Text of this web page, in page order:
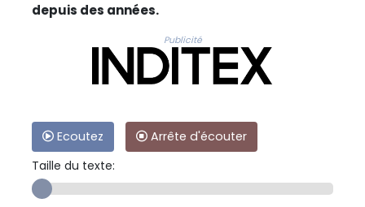
depuis des années.
Publicité
Ecoutez
Arrête d'écouter
Taille du texte: